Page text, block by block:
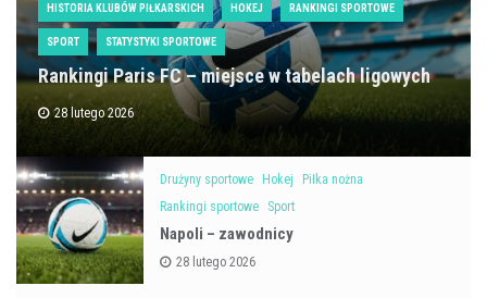
HISTORIA KLUBÓW PIŁKARSKICH HOKEJ RANKINGI SPORTOWE
SPORT STATYSTYKI SPORTOWE
Rankingi Paris FC – miejsce w tabelach ligowych
28 lutego 2026
Drużyny sportowe Hokej
Piłka nożna
Rankingi sportowe
Sport
Napoli – zawodnicy
28 lutego 2026